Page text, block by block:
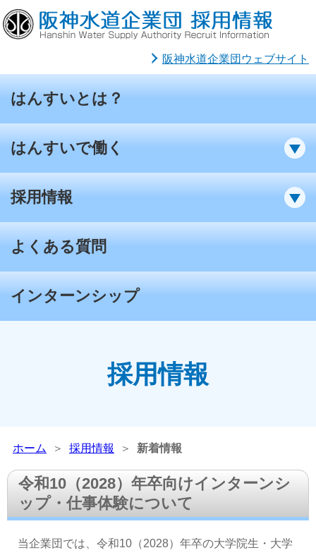
阪神水道企業団ウェブサイト
はんすいとは？
はんすいで働く
採用情報
よくある質問
インターンシップ
採用情報
ホーム ＞ 採用情報 ＞ 新着情報
令和10（2028）年卒向けインターンシ
ップ・仕事体験について
当企業団では、令和10（2028）年卒の大学院生・大学